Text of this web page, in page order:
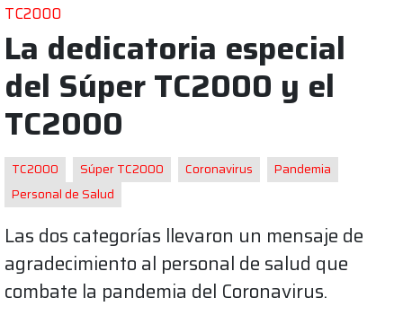
TC2000
La dedicatoria especial
del Súper TC2000 y el
TC2000
TC2000 Súper TC2000 Coronavirus
Pandemia
Personal de Salud
Las dos categorías llevaron un mensaje de
agradecimiento al personal de salud que
combate la pandemia del Coronavirus.